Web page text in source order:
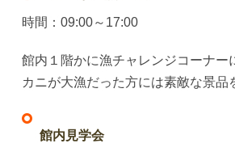
時間：09:00～17:00
館内１階かに漁チャレンジコーナー
カニが大漁だった方には素敵な景品
館内見学会